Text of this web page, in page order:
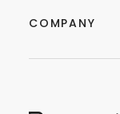
COMPANY